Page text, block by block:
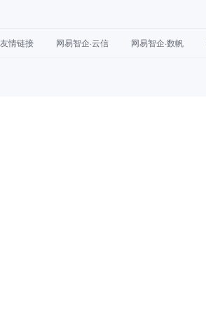
友情链接 网易智企·云信 网易智企·数帆